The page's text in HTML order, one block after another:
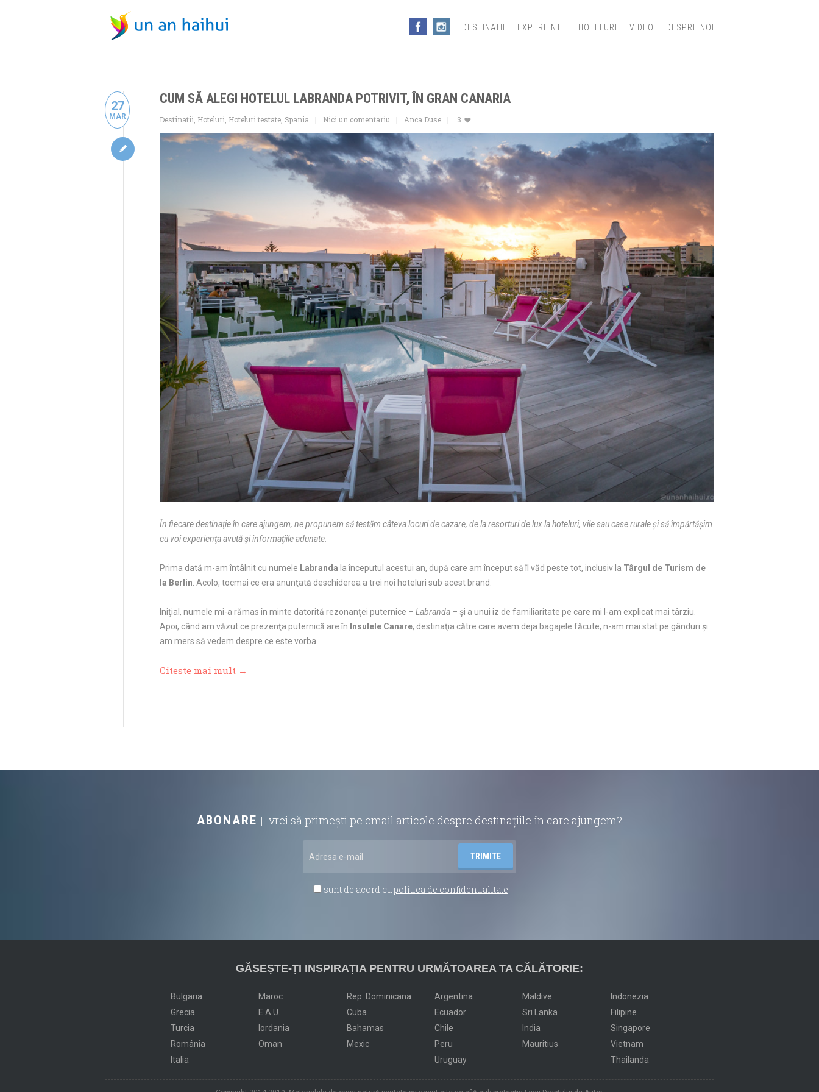
DESTINATII EXPERIENTE HOTELURI VIDEO DESPRE NOI
27
MAR
CUM SĂ ALEGI HOTELUL LABRANDA POTRIVIT, ÎN GRAN CANARIA
Destinatii Hoteluri Hoteluri testate Spania Nici un comentariu Anca Duse 3
În fiecare destinaţie în care ajungem, ne propunem să testăm câteva locuri de cazare, de la resorturi de lux la hoteluri, vile sau case rurale şi să împărtăşim
cu voi experienţa avută şi informaţiile adunate.
Prima dată m-am întâlnit cu numele Labranda la începutul acestui an, după care am început să îl văd peste tot, inclusiv la Târgul de Turism de
la Berlin . Acolo, tocmai ce era anunţată deschiderea a trei noi hoteluri sub acest brand.
Iniţial, numele mi-a rămas în minte datorită rezonanţei puternice – Labranda – şi a unui iz de familiaritate pe care mi l-am explicat mai târziu.
Apoi, când am văzut ce prezenţa puternică are în Insulele Canare, destinaţia către care avem deja bagajele făcute, n-am mai stat pe gânduri şi
am mers să vedem despre ce este vorba.
Citeste mai mult →
ABONARE vrei să primești pe email articole despre destinațiile în care ajungem?
sunt de acord cupolitica de confidentialitate
GĂSEȘTE-ȚI INSPIRAȚIA PENTRU URMĂTOAREA TA CĂLĂTORIE:
Bulgaria
Grecia
Turcia
România
Italia
Maroc
E.A.U.
Iordania
Oman
Rep. Dominicana
Cuba
Bahamas
Mexic
Argentina
Ecuador
Chile
Peru
Uruguay
Maldive
Sri Lanka
India
Mauritius
Indonezia
Filipine
Singapore
Vietnam
Thailanda